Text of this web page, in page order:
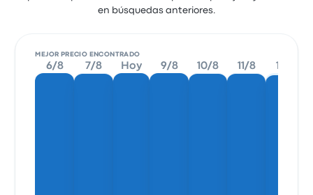
en búsquedas anteriores.
MEJOR PRECIO ENCONTRADO
6/8 7/8 Hoy 9/8 10/8 11/8 12/8